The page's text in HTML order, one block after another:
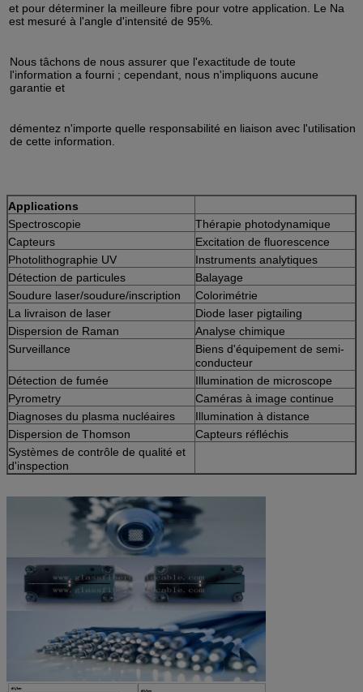
et pour déterminer la meilleure fibre pour votre application. Le Na
est mesuré à l'angle d'intensité de 95%.
Nous tâchons de nous assurer que l'exactitude de toute
l'information a fourni ; cependant, nous n'impliquons aucune
garantie et
démentez n'importe quelle responsabilité en liaison avec l'utilisation
de cette information.
Applications
Spectroscopie
Thérapie photodynamique
Capteurs
Excitation de fluorescence
Photolithographie UV
Instruments analytiques
Détection de particules
Balayage
Soudure laser/soudure/inscription
Colorimétrie
La livraison de laser
Diode laser pigtailing
Dispersion de Raman
Analyse chimique
Surveillance
Biens d'équipement de semi-
conducteur
Détection de fumée
Illumination de microscope
Pyrometry
Caméras à image continue
Diagnoses du plasma nucléaires
Illumination à distance
Dispersion de Thomson
Capteurs réfléchis
Systèmes de contrôle de qualité et
d'inspection